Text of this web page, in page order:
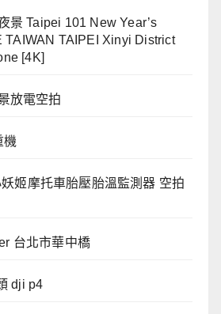
景 Taipei 101 New Year’s
TAIWAN TAIPEI Xinyi District
[4K]
放電空拍
機
姬摩托車胎壓胎溫監測器 空拍
台北市華中橋
dji p4